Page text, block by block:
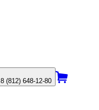
8 (812) 648-12-80